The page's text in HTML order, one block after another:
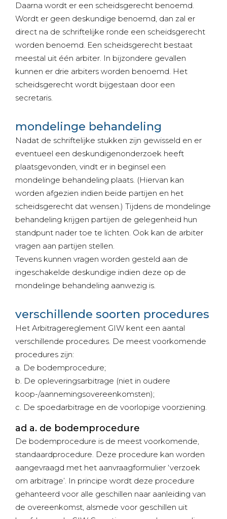
Daarna wordt er een scheidsgerecht benoemd.
Wordt er geen deskundige benoemd, dan zal er
direct na de schriftelijke ronde een scheidsgerecht
worden benoemd. Een scheidsgerecht bestaat
meestal uit één arbiter. In bijzondere gevallen
kunnen er drie arbiters worden benoemd. Het
scheidsgerecht wordt bijgestaan door een
secretaris.
mondelinge behandeling
Nadat de schriftelijke stukken zijn gewisseld en er
eventueel een deskundigenonderzoek heeft
plaatsgevonden, vindt er in beginsel een
mondelinge behandeling plaats. (Hiervan kan
worden afgezien indien beide partijen en het
scheidsgerecht dat wensen.) Tijdens de mondelinge
behandeling krijgen partijen de gelegenheid hun
standpunt nader toe te lichten. Ook kan de arbiter
vragen aan partijen stellen.
Tevens kunnen vragen worden gesteld aan de
ingeschakelde deskundige indien deze op de
mondelinge behandeling aanwezig is.
verschillende soorten procedures
Het Arbitragereglement GIW kent een aantal
verschillende procedures. De meest voorkomende
procedures zijn:
a. De bodemprocedure;
b. De opleveringsarbitrage (niet in oudere
koop-/aannemingsovereenkomsten);
c. De spoedarbitrage en de voorlopige voorziening.
ad a. de bodemprocedure
De bodemprocedure is de meest voorkomende,
standaardprocedure. Deze procedure kan worden
aangevraagd met het aanvraagformulier ‘verzoek
om arbitrage’. In principe wordt deze procedure
gehanteerd voor alle geschillen naar aanleiding van
de overeenkomst, alsmede voor geschillen uit